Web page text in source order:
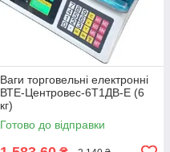
Ваги торговельні електронні
ВТЕ-Центровес-6Т1ДВ-Е (6
кг)
Готово до відправки